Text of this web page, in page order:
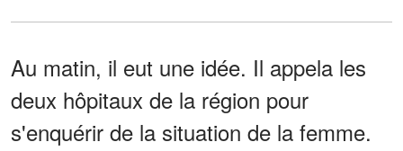
Au matin, il eut une idée. Il appela les
deux hôpitaux de la région pour
s'enquérir de la situation de la femme.